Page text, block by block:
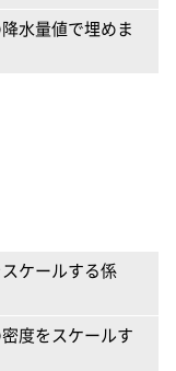
水量値で埋めま
ケールする係
度をスケールす